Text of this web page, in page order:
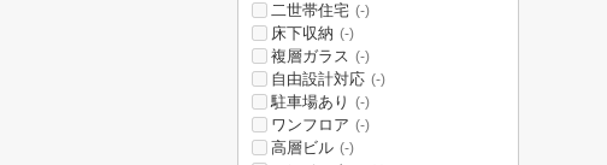
二世帯住宅 (-)
床下収納 (-)
複層ガラス (-)
自由設計対応 (-)
駐車場あり (-)
ワンフロア (-)
高層ビル (-)